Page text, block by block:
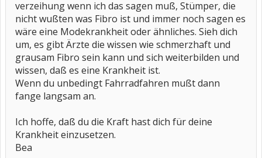
verzeihung wenn ich das sagen muß, Stümper, die
nicht wußten was Fibro ist und immer noch sagen es
wäre eine Modekrankheit oder ähnliches. Sieh dich
um, es gibt Ärzte die wissen wie schmerzhaft und
grausam Fibro sein kann und sich weiterbilden und
wissen, daß es eine Krankheit ist.
Wenn du unbedingt Fahrradfahren mußt dann
fange langsam an.
Ich hoffe, daß du die Kraft hast dich für deine
Krankheit einzusetzen.
Bea